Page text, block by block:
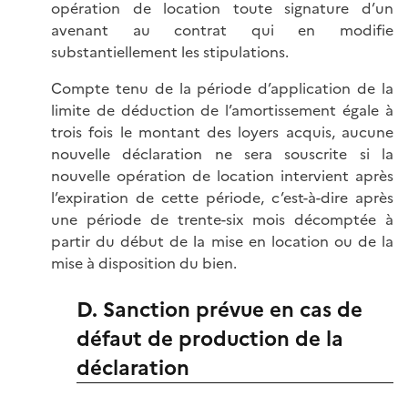
opération de location toute signature d’un
avenant au contrat qui en modifie
substantiellement les stipulations.
Compte tenu de la période d’application de la
limite de déduction de l’amortissement égale à
trois fois le montant des loyers acquis, aucune
nouvelle déclaration ne sera souscrite si la
nouvelle opération de location intervient après
l’expiration de cette période, c’est-à-dire après
une période de trente-six mois décomptée à
partir du début de la mise en location ou de la
mise à disposition du bien.
D. Sanction prévue en cas de
défaut de production de la
déclaration